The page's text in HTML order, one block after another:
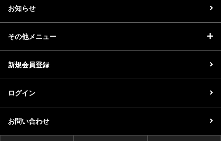
お知らせ
その他メニュー
新規会員登録
ログイン
お問い合わせ